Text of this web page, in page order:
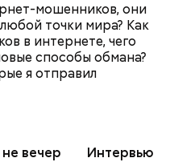
мошенников, они
точки мира? Как
в интернете, чего
способы обмана?
я отправил
вечер Интервью